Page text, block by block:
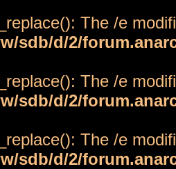
The /e
sdb/d/2/
The /e
sdb/d/2/
The /e
sdb/d/2/